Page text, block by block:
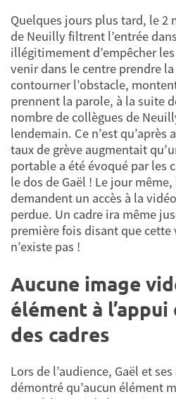
Quelques jours plus tard, le 2
de Neuilly filtrent l’entrée
illégitimement d’empêcher
venir dans le centre prendre
contourner l’obstacle,
prennent la parole, à la suite
nombre de collègues de
lendemain. Ce n’est
taux de grève augmentait
portable a été évoqué par les
le dos de Gaël ! Le jour
demandent un accès à la
perdue. Un cadre ira même
première fois disant que
n’existe pas !
Aucune image
élément à
des cadres
Lors de l’audience, Gaël et
démontré qu’aucun élément